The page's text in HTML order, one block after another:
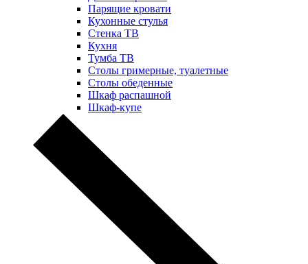
Парящие кровати
Кухонные стулья
Стенка ТВ
Кухня
Тумба ТВ
Столы гримерные, туалетные
Столы обеденные
Шкаф распашной
Шкаф-купе